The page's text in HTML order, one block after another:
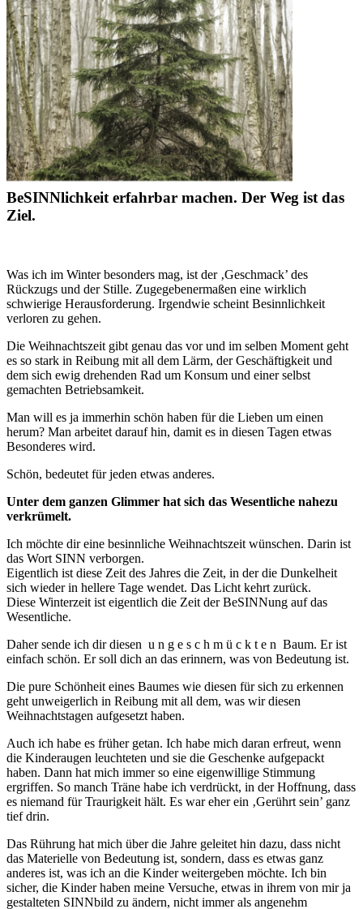
BeSINNlichkeit erfahrbar machen. Der Weg ist das
Ziel.
Was ich im Winter besonders mag, ist der ‚Geschmack’ des
Rückzugs und der Stille. Zugegebenermaßen eine wirklich
schwierige Herausforderung. Irgendwie scheint Besinnlichkeit
verloren zu gehen.
Die Weihnachtszeit gibt genau das vor und im selben Moment geht
es so stark in Reibung mit all dem Lärm, der Geschäftigkeit und
dem sich ewig drehenden Rad um Konsum und einer selbst
gemachten Betriebsamkeit.
Man will es ja immerhin schön haben für die Lieben um einen
herum? Man arbeitet darauf hin, damit es in diesen Tagen etwas
Besonderes wird.
Schön, bedeutet für jeden etwas anderes.
Unter dem ganzen Glimmer hat sich das Wesentliche nahezu
verkrümelt.
Ich möchte dir eine besinnliche Weihnachtszeit wünschen. Darin ist
das Wort SINN verborgen.
Eigentlich ist diese Zeit des Jahres die Zeit, in der die Dunkelheit
sich wieder in hellere Tage wendet. Das Licht kehrt zurück.
Diese Winterzeit ist eigentlich die Zeit der BeSINNung auf das
Wesentliche.
Daher sende ich dir diesen u n g e s c h m ü c k t e n Baum. Er ist
einfach schön. Er soll dich an das erinnern, was von Bedeutung ist.
Die pure Schönheit eines Baumes wie diesen für sich zu erkennen
geht unweigerlich in Reibung mit all dem, was wir diesen
Weihnachtstagen aufgesetzt haben.
Auch ich habe es früher getan. Ich habe mich daran erfreut, wenn
die Kinderaugen leuchteten und sie die Geschenke aufgepackt
haben. Dann hat mich immer so eine eigenwillige Stimmung
ergriffen. So manch Träne habe ich verdrückt, in der Hoffnung, dass
es niemand für Traurigkeit hält. Es war eher ein ‚Gerührt sein’ ganz
tief drin.
Das Rührung hat mich über die Jahre geleitet hin dazu, dass nicht
das Materielle von Bedeutung ist, sondern, dass es etwas ganz
anderes ist, was ich an die Kinder weitergeben möchte. Ich bin
sicher, die Kinder haben meine Versuche, etwas in ihrem von mir ja
gestalteten SINNbild zu ändern, nicht immer als angenehm